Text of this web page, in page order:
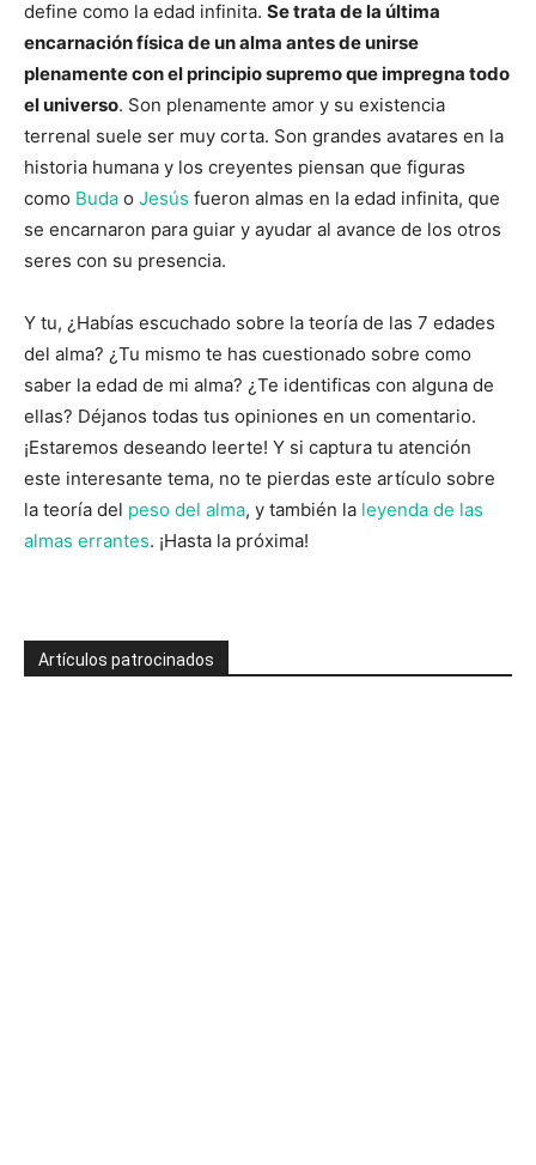
define como la edad infinita. Se trata de la última
encarnación física de un alma antes de unirse
plenamente con el principio supremo que impregna todo
el universo. Son plenamente amor y su existencia
terrenal suele ser muy corta. Son grandes avatares en la
historia humana y los creyentes piensan que figuras
como Buda o Jesús fueron almas en la edad infinita, que
se encarnaron para guiar y ayudar al avance de los otros
seres con su presencia.
Y tu, ¿Habías escuchado sobre la teoría de las 7 edades
del alma? ¿Tu mismo te has cuestionado sobre como
saber la edad de mi alma? ¿Te identificas con alguna de
ellas? Déjanos todas tus opiniones en un comentario.
¡Estaremos deseando leerte! Y si captura tu atención
este interesante tema, no te pierdas este artículo sobre
la teoría del peso del alma, y también la leyenda de las
almas errantes. ¡Hasta la próxima!
Artículos patrocinados